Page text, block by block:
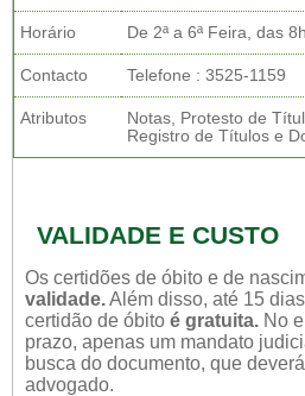
Horário De 2ª a 6ª Feira, das
Contacto Telefone : 3525-1159
Atributos
Notas, Protesto de
Registro de Títulos e
VALIDADE E CUSTO
Os certidões de óbito e de
validade.Além disso, até 15
certidão de óbito é gratuita. No
prazo, apenas um mandato
busca do documento, que
advogado.